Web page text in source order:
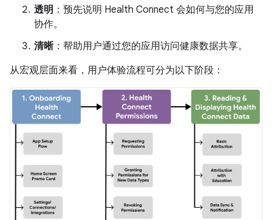
透明 ：预先说明 Health Connect 会如何与您的应用
协作。
清晰：帮助用户通过您的应用访问健康数据共享。
从宏观层面来看，用户体验流程可分为以下阶段：